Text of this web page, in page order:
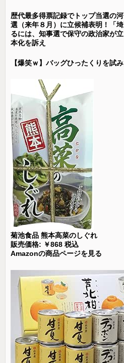
歴代最多得票記録でトップ当選の
選（来年８月）に立候補表明！「
るには、知事選で保守の政治家が
本化を訴え
【爆笑ｗ】バッグひったくりを試
菊池食品 熊本高菜のしぐれ
販売価格: ￥868 税込
Amazonの商品ページを見る